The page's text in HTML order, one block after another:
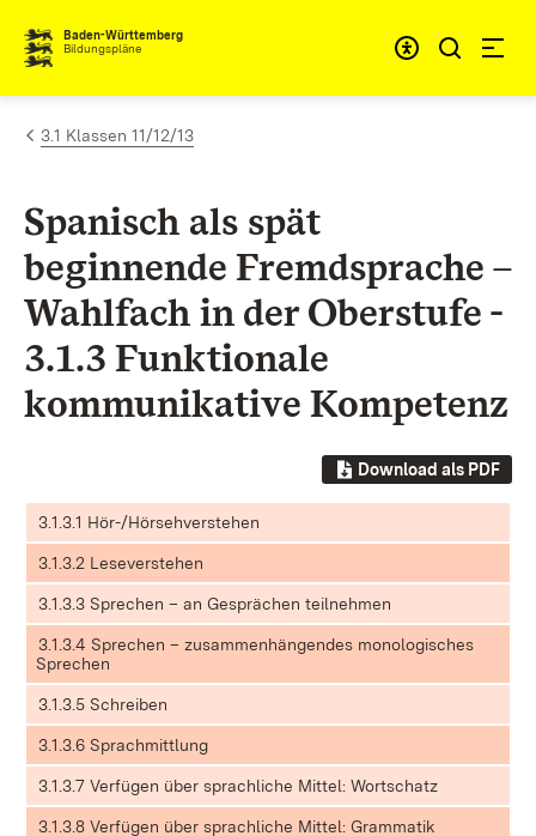
Zum Inhalt springen
Baden-Württemberg
Bildungspläne
3.1 Klassen 11/12/13
Spanisch als spät
beginnende Fremdsprache –
Wahlfach in der Oberstufe -
3.1.3 Funktionale
kommunikative Kompetenz
Download als PDF
3.1.3.1 Hör-/Hörsehverstehen
3.1.3.2 Leseverstehen
3.1.3.3 Sprechen – an Gesprächen teilnehmen
3.1.3.4 Sprechen – zusammenhängendes monologisches
Sprechen
3.1.3.5 Schreiben
3.1.3.6 Sprachmittlung
3.1.3.7 Verfügen über sprachliche Mittel: Wortschatz
3.1.3.8 Verfügen über sprachliche Mittel: Grammatik